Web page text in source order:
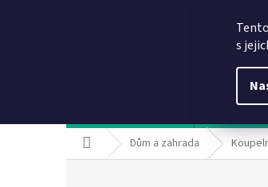
s
Domů Dům a zahrada